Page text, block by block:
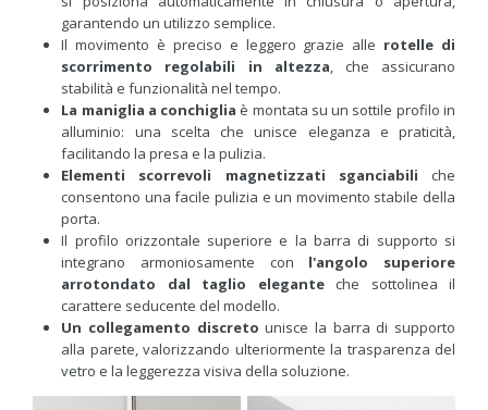
garantendo un utilizzo semplice.
Il movimento è preciso e leggero grazie alle rotelle di
scorrimento regolabili in altezza, che assicurano
stabilità e funzionalità nel tempo.
La maniglia a conchiglia è montata su un sottile profilo in
alluminio: una scelta che unisce eleganza e praticità,
facilitando la presa e la pulizia.
Elementi scorrevoli magnetizzati sganciabili che
consentono una facile pulizia e un movimento stabile della
porta.
Il profilo orizzontale superiore e la barra di supporto si
integrano armoniosamente con l'angolo superiore
arrotondato dal taglio eleganteche sottolinea il
carattere seducente del modello.
Un collegamento discretounisce la barra di supporto
alla parete, valorizzando ulteriormente la trasparenza del
vetro e la leggerezza visiva della soluzione.